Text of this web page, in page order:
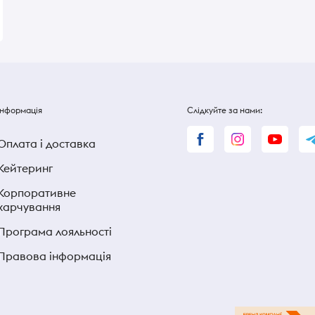
і доставка
лояльності
інформація
Слідкуйте за нами: